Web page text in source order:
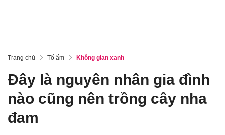
Trang chủ Tổ ấm Không gian xanh
Đây là nguyên nhân gia đình
nào cũng nên trồng cây nha
đam